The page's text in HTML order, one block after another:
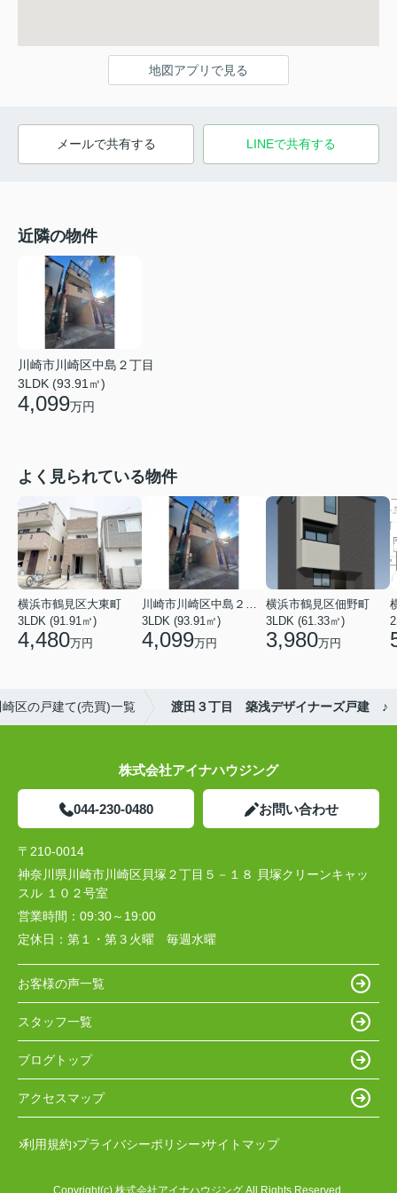
地図アプリで見る
メールで共有する LINEで共有する
近隣の物件
川崎市川崎区中島２丁目
3LDK (93.91㎡)
4,099万円
よく見られている物件
横浜市鶴見区大東町
3LDK (91.91㎡)
4,480万円
川崎市川崎区中島２丁目
3LDK (93.91㎡)
4,099万円
横浜市鶴見区佃野町
3LDK (61.33㎡)
3,980万円
区の戸建て(売買)一覧 渡田３丁目 築浅デザイナーズ戸建 ♪
株式会社アイナハウジング
044-230-0480 お問い合わせ
〒210-0014
神奈川県川崎市川崎区貝塚２丁目５－１８ 貝塚クリーンキャッ
スル １０２号室
営業時間： 09:30～19:00
定休日： 第１・第３火曜 毎週水曜
お客様の声一覧
スタッフ一覧
ブログトップ
アクセスマップ
利用規約 プライバシーポリシー サイトマップ
Copyright(c) 株式会社アイナハウジング All Rights Reserved.